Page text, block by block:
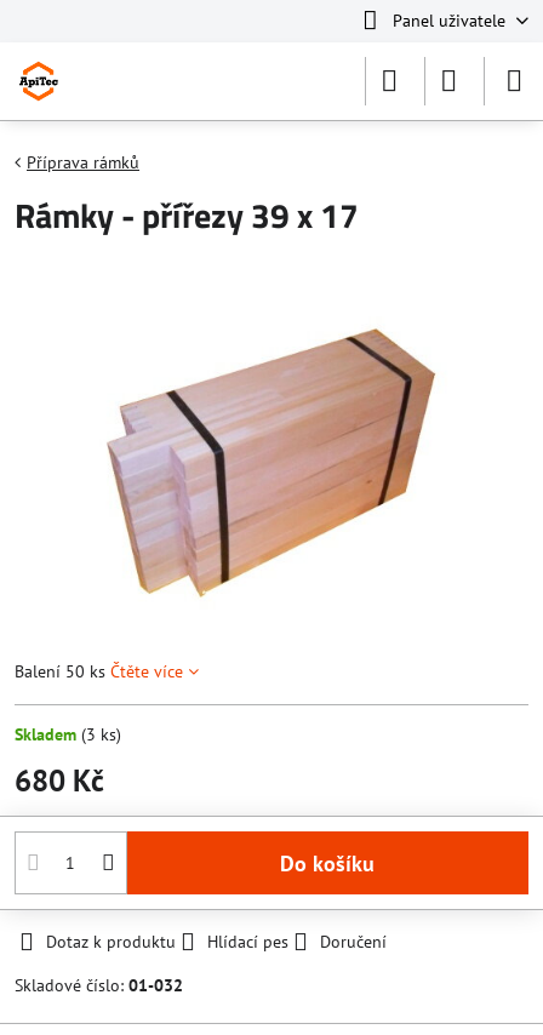
Panel uživatele
Příprava rámků
Rámky - přířezy 39 x 17
Balení 50 ks Čtěte více
Skladem (3 ks)
680 Kč
Do košíku
Dotaz k produktu Hlídací pes
Doručení
Skladové číslo: 01-032